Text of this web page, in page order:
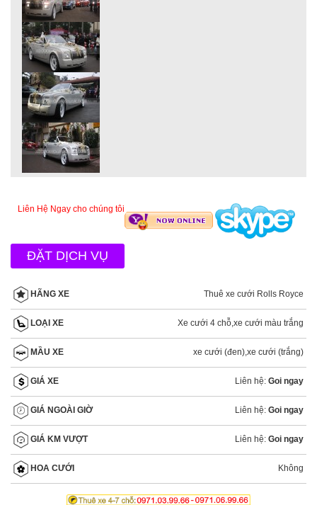
Liên Hệ Ngay cho chúng tôi
ĐẶT DỊCH VỤ
HÃNG XE Thuê xe cưới Rolls Royce
LOẠI XE Xe cưới 4 chỗ,xe cưới màu trắng
MẦU XE xe cưới (đen),xe cưới (trắng)
GIÁ XE Liên hệ: Goi ngay
GIÁ NGOÀI GIỜ Liên hệ: Goi ngay
GIÁ KM VƯỢT Liên hệ: Goi ngay
HOA CƯỚI Không